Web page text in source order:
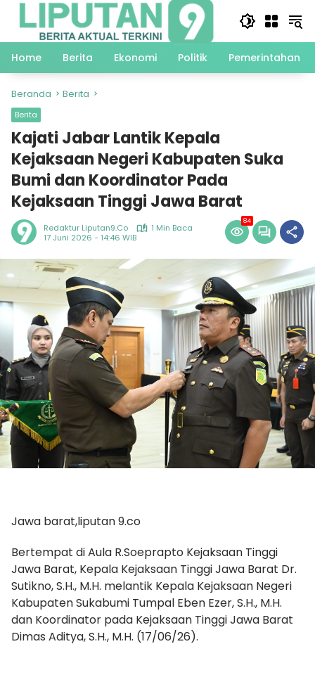
Langsung
Home
Berita Ekonomi Politik Pemerintahan
Beranda Berita
Berita
Kajati Jabar Lantik Kepala
Kejaksaan Negeri Kabupaten Suka
Bumi dan Koordinator Pada
Kejaksaan Tinggi Jawa Barat
Redaktur Liputan9.co
1 Min Baca
17 Juni 2026 - 14:46 WIB
84
Jawa barat,liputan 9.co
Bertempat di Aula R.Soeprapto Kejaksaan Tinggi
Jawa Barat, Kepala Kejaksaan Tinggi Jawa Barat Dr.
Sutikno, S.H., M.H. melantik Kepala Kejaksaan Negeri
Kabupaten Sukabumi Tumpal Eben Ezer, S.H., M.H.
dan Koordinator pada Kejaksaan Tinggi Jawa Barat
Dimas Aditya, S.H., M.H. (17/06/26).